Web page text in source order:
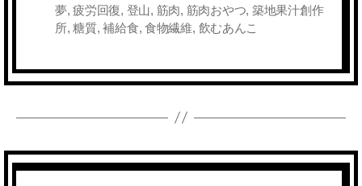
夢,疲労回復, 登山, 筋肉, 筋肉おやつ, 築地果汁創作
所,糖質,補給食, 食物繊維, 飲むあんこ